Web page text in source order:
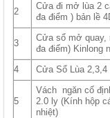
2
Cửa đi mở lùa 2
đa điểm ) bản lề
3
Cửa sổ mở quay,
đa điểm) Kinlong
4 Cửa Sổ Lùa 2,3,4
5
Vách ngăn cố
2.0 ly (Kính hộp
nhiệt)